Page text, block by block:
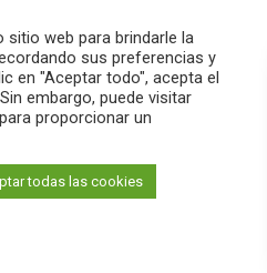
search menu pause PLAY
de los
por la
actividades no
web para brindarle la
sus preferencias y
en "Aceptar todo", acepta el
embargo, puede visitar
proporcionar un
todas las cookies